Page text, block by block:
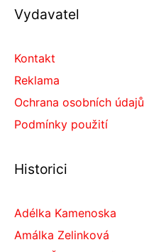
Vydavatel
Kontakt
Reklama
Ochrana osobních údajů
Podmínky použití
Historici
Adélka Kamenoska
Amálka Zelinková